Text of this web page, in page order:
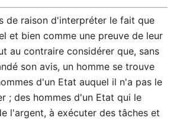
de raison d'interpréter le fait que
et bien comme une preuve de leur
au contraire considérer que, sans
son avis, un homme se trouve
d'un Etat auquel il n'a pas le
; des hommes d'un Etat qui le
l'argent, à exécuter des tâches et